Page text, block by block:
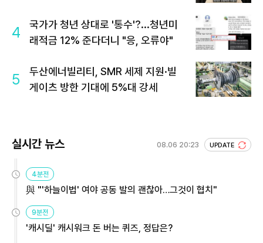
4
국가가 청년 상대로 '통수'?...청년미
래적금 12% 준다더니 "응, 오류야"
5
두산에너빌리티, SMR 세제 지원·빌
게이츠 방한 기대에 5%대 강세
실시간 뉴스 08.06 20:23 UPDATE
4분전
與 "'하늘이법' 여야 공동 발의 괜찮아…그것이 협치"
9분전
'캐시딜' 캐시워크 돈 버는 퀴즈, 정답은?